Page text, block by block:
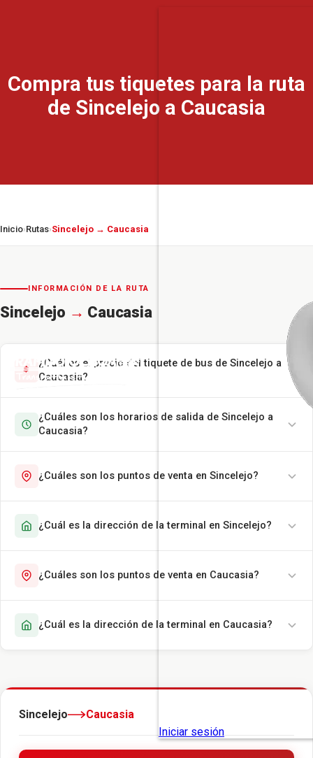
Compra tus tiquetes para la ruta
de Sincelejo a Caucasia
Inicio›Rutas›Sincelejo → Caucasia
INFORMACIÓN DE LA RUTA
Sincelejo → Caucasia
¿Cuál es el precio del tiquete de bus de Sincelejo a
Caucasia?
¿Cuáles son los horarios de salida de Sincelejo a
Caucasia?
¿Cuáles son los puntos de venta en Sincelejo?
¿Cuál es la dirección de la terminal en Sincelejo?
¿Cuáles son los puntos de venta en Caucasia?
¿Cuál es la dirección de la terminal en Caucasia?
Sincelejo Caucasia